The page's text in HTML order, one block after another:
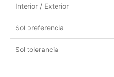
Interior / Exterior
Sol preferencia
Sol tolerancia